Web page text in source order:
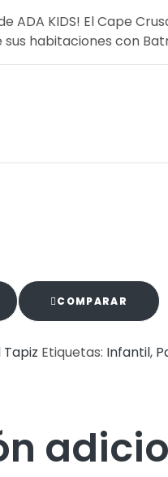
ADA KIDS! El Cape
habitaciones con
COMPARAR
Tapiz Etiquetas: Infantil,